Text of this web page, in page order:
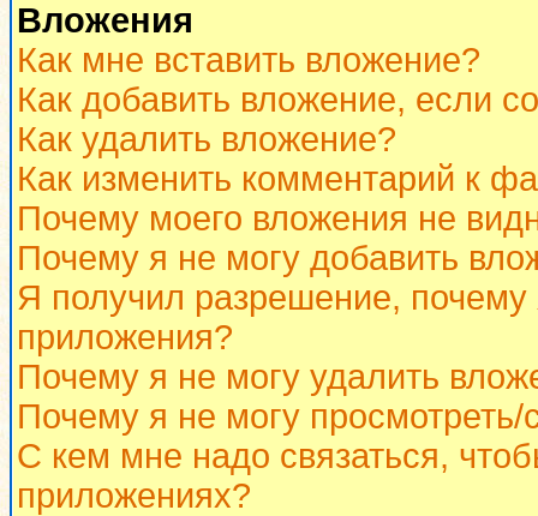
Вложения
Как мне вставить вложение?
Как добавить вложение, если
Как удалить вложение?
Как изменить комментарий к
Почему моего вложения не
Почему я не могу добавить
Я получил разрешение,
приложения?
Почему я не могу удалить
Почему я не могу просмотреть/
С кем мне надо связаться,
приложениях?